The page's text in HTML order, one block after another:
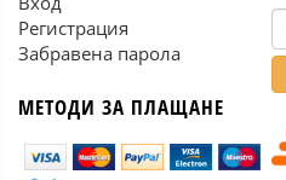
Регистрация
Забравена парола
МЕТОДИ ЗА ПЛАЩАНЕ